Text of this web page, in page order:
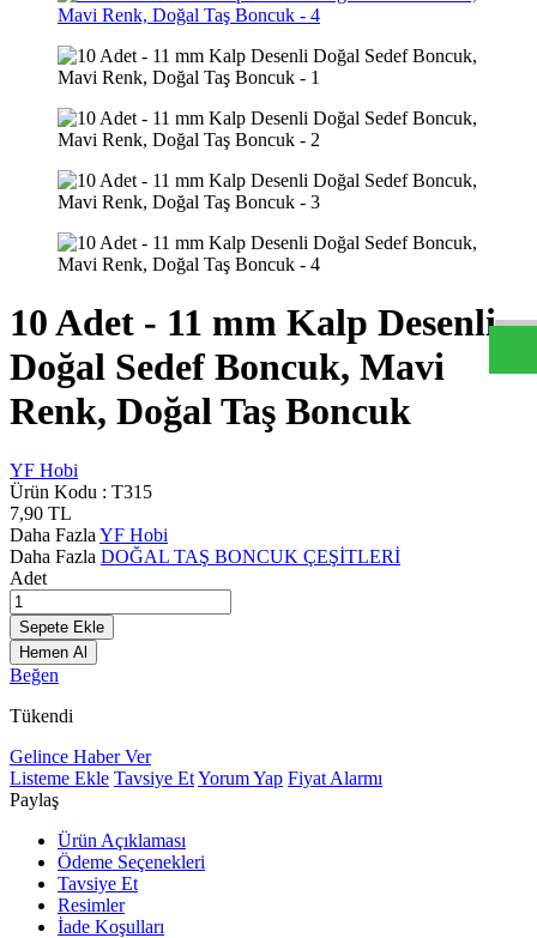
10 Adet - 11 mm Kalp Desenli
Doğal Sedef Boncuk, Mavi
Renk, Doğal Taş Boncuk
YF Hobi
Ürün Kodu : T315
7,90 TL
Daha Fazla YF Hobi
Daha Fazla DOĞAL TAŞ BONCUK ÇEŞİTLERİ
Adet
Sepete Ekle
Hemen Al
Beğen
Tükendi
Gelince Haber Ver
Listeme Ekle Tavsiye EtYorum Yap Fiyat Alarmı
Paylaş
Ürün Açıklaması
Ödeme Seçenekleri
Tavsiye Et
Resimler
İade Koşulları